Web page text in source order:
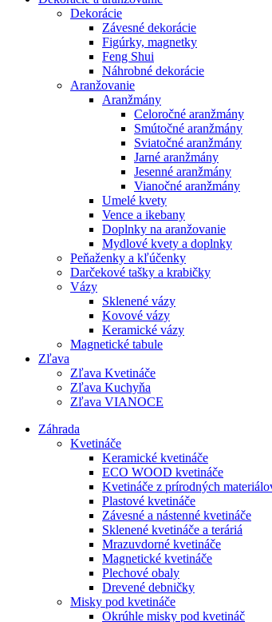
Dekorácie
Závesné dekorácie
Figúrky, magnetky
Feng Shui
Náhrobné dekorácie
Aranžovanie
Aranžmány
Celoročné aranžmány
Smútočné aranžmány
Sviatočné aranžmány
Jarné aranžmány
Jesenné aranžmány
Vianočné aranžmány
Umelé kvety
Vence a ikebany
Doplnky na aranžovanie
Mydlové kvety a doplnky
Peňaženky a kľúčenky
Darčekové tašky a krabičky
Vázy
Sklenené vázy
Kovové vázy
Keramické vázy
Magnetické tabule
Zľava
Zľava Kvetináče
Zľava Kuchyňa
Zľava VIANOCE
Záhrada
Kvetináče
Keramické kvetináče
ECO WOOD kvetináče
Kvetináče z prírodných
Plastové kvetináče
Závesné a nástenné kvetináče
Sklenené kvetináče a teráriá
Mrazuvdorné kvetináče
Magnetické kvetináče
Plechové obaly
Drevené debničky
Misky pod kvetináče
Okrúhle misky pod kvetináč